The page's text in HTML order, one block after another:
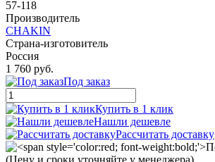
57-118
Производитель
CHAKIN
Страна-изготовитель
Россия
1 760 руб.
Под заказ
Купить в 1 клик
Нашли дешевле
Рассчитать доставку